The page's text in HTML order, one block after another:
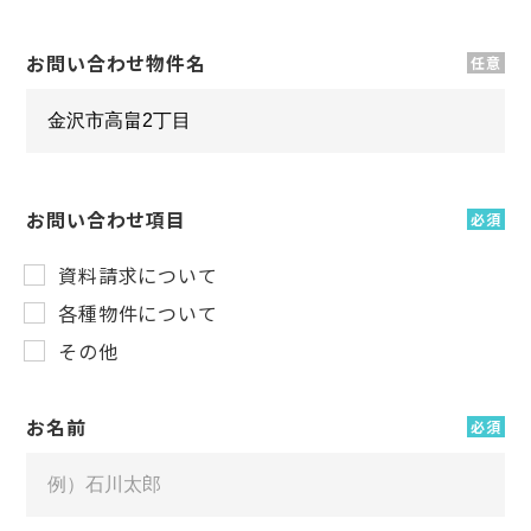
お問い合わせ物件名 任意
お問い合わせ項目 必須
資料請求について
各種物件について
その他
お名前 必須